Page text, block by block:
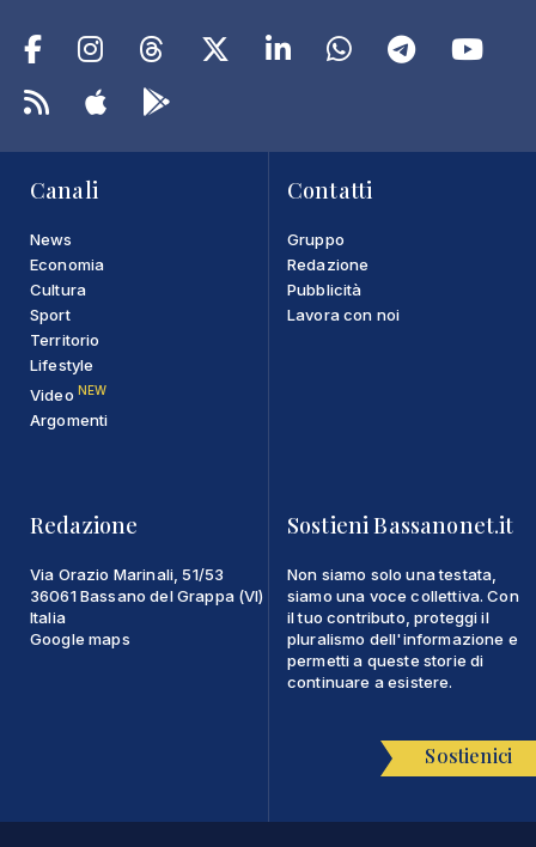
Canali
News
Economia
Cultura
Sport
Territorio
Lifestyle
Video NEW
Argomenti
Contatti
Gruppo
Redazione
Pubblicità
Lavora con noi
Redazione
Via Orazio Marinali, 51/53
36061 Bassano del Grappa (VI)
Italia
Google maps
Sostieni Bassanonet.it
Non siamo solo una testata,
siamo una voce collettiva. Con
il tuo contributo, proteggi il
pluralismo dell'informazione e
permetti a queste storie di
continuare a esistere.
Sostienici